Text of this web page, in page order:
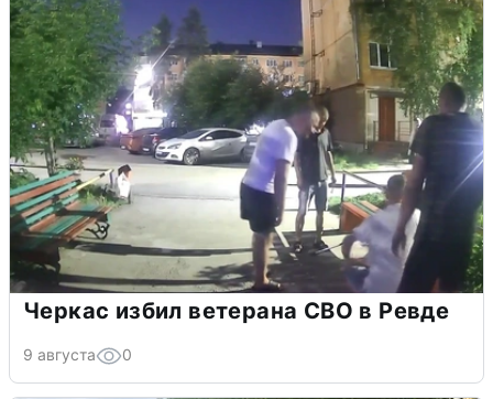
Черкас избил ветерана СВО в Ревде
9 августа 0